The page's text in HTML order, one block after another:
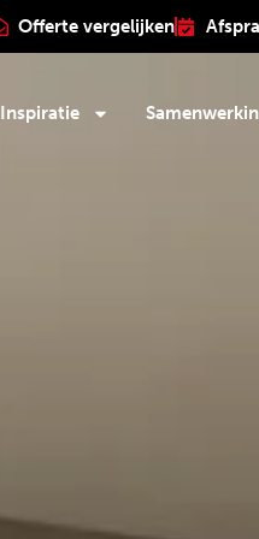
Offerte vergelijken
Inspiratie